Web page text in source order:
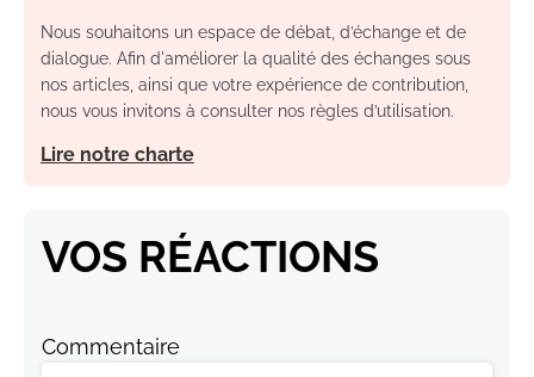
Nous souhaitons un espace de débat, d’échange et de
dialogue. Afin d'améliorer la qualité des échanges sous
nos articles, ainsi que votre expérience de contribution,
nous vous invitons à consulter nos règles d’utilisation.
Lire notre charte
VOS RÉACTIONS
Commentaire